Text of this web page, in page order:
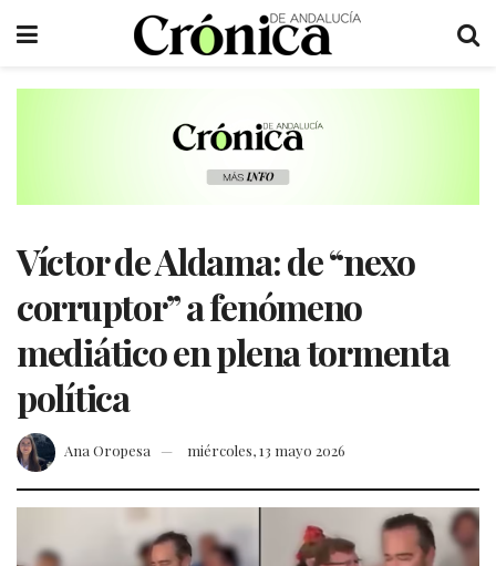
Víctor de Aldama: de “nexo
corruptor” a fenómeno
mediático en plena tormenta
política
Ana Oropesa miércoles, 13 mayo 2026